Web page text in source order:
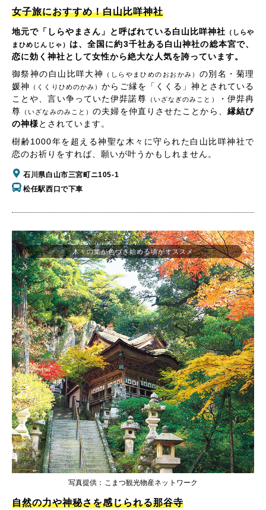
女子旅におすすめ！白山比咩神社
地元で「しらやまさん」と呼ばれている白山比咩神社 （しらや
まひめじんじゃ） は、全国に約3千社ある白山神社の総本宮で、
恋に効く神社として女性から絶大な人気を誇っています。
御祭神の白山比咩大神
（しらやまひめのおおかみ） の別名・菊理
媛神
（くくりひめのかみ）からご縁を「くくる」神とされている
ことや、言い争っていた伊弉諾尊 （いざなぎのみこと）
・伊弉冉
尊 （いざなみのみこと）の夫婦を仲直りさせたことから、 縁結び
の神様とされています。
樹齢1000年を超える神聖な木々に守られた白山比咩神社で
恋のお祈りをすれば、願いが叶うかもしれません。
石川県白山市三宮町ニ105-1
松任駅西口で下車
木々の葉が色づき始める頃がオススメ
写真提供：こまつ観光物産ネットワーク
自然の力や神秘さを感じられる那谷寺